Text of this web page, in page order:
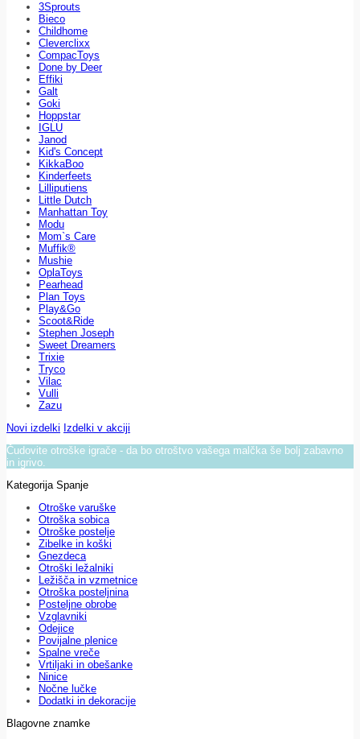
3Sprouts
Bieco
Childhome
Cleverclixx
CompacToys
Done by Deer
Effiki
Galt
Goki
Hoppstar
IGLU
Janod
Kid's Concept
KikkaBoo
Kinderfeets
Lilliputiens
Little Dutch
Manhattan Toy
Modu
Mom`s Care
Muffik®
Mushie
OplaToys
Pearhead
Plan Toys
Play&Go
Scoot&Ride
Stephen Joseph
Sweet Dreamers
Trixie
Tryco
Vilac
Vulli
Zazu
Novi izdelki Izdelki v akciji
Čudovite otroške igrače - da bo otroštvo vašega malčka še bolj zabavno
in igrivo.
Kategorija Spanje
Otroške varuške
Otroška sobica
Otroške postelje
Zibelke in koški
Gnezdeca
Otroški ležalniki
Ležišča in vzmetnice
Otroška posteljnina
Posteljne obrobe
Vzglavniki
Odejice
Povijalne plenice
Spalne vreče
Vrtiljaki in obešanke
Ninice
Nočne lučke
Dodatki in dekoracije
Blagovne znamke